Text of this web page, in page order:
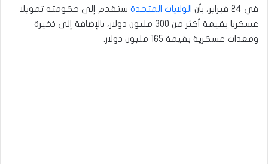
في 24 فبراير، بأن
الولايات المتحدة ستقدم إلى حكومته تمويلا
عسكريا بقيمة أكثر من 300 مليون دولار، بالإضافة إلى ذخيرة
ومعدات عسكرية بقيمة 165 مليون دولار.